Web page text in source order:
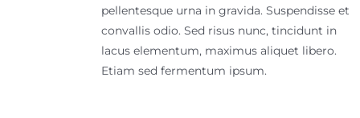
pellentesque urna in gravida. Suspendisse et
convallis odio. Sed risus nunc, tincidunt in
lacus elementum, maximus aliquet libero.
Etiam sed fermentum ipsum.